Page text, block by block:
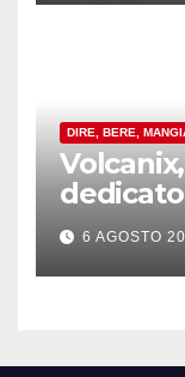
DIRE, BERE,
è nato a
6 AGOSTO